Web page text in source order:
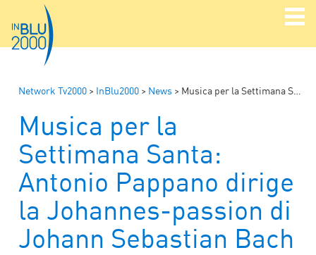
Network Tv2000 > InBlu2000 > News > Musica per la Settimana Santa: Antonio Pappano dirige la Johannes-passion di Johann Sebastian Bach
Musica per la
Settimana Santa:
Antonio Pappano dirige
la Johannes-passion di
Johann Sebastian Bach